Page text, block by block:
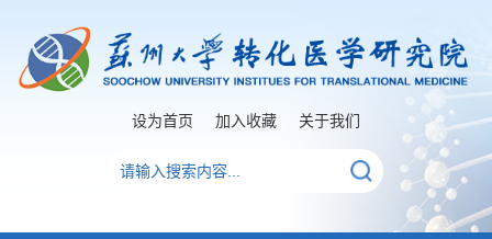
设为首页 加入收藏 关于我们